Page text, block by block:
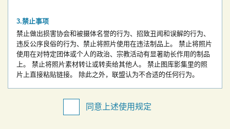
禁止事项
禁止做出损害协会和被摄体名誉的行为、招致丑闻和误解的行为、
违反公序良俗的行为、禁止将照片使用在违法制品上。
禁止将照片
使用在对特定团体或个人的政治、宗教活动有显著助长作用的制品
上。
禁止将照片素材转让或转卖给其他人。
禁止图库影集里的照
片上直接粘贴链接。
除此之外，联盟认为不合适的任何行为。
同意上述使用规定